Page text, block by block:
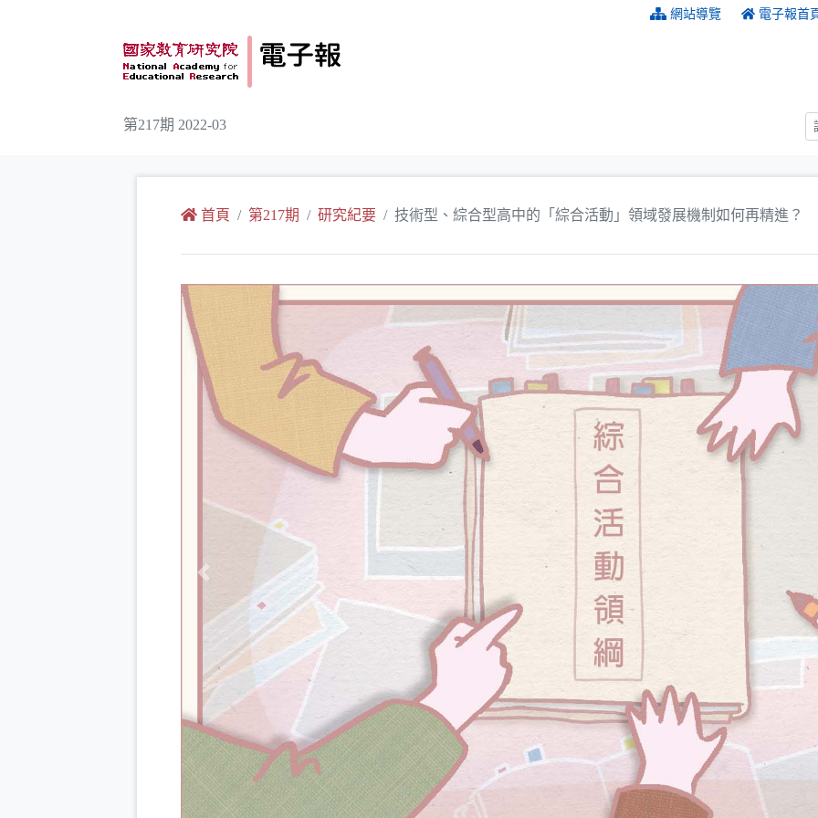
網站導覽 電子報首
第217期 2022-03
首頁 第217期 研究紀要 技術型、綜合型高中的「綜合活動」領域發展機制如何再精進？
Previous